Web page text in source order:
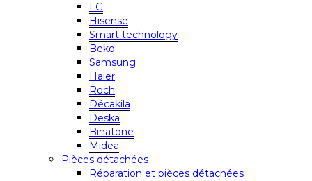
LG
Hisense
Smart technology
Beko
Samsung
Haier
Roch
Décakila
Deska
Binatone
Midea
Pièces détachées
Réparation et pièces détachées